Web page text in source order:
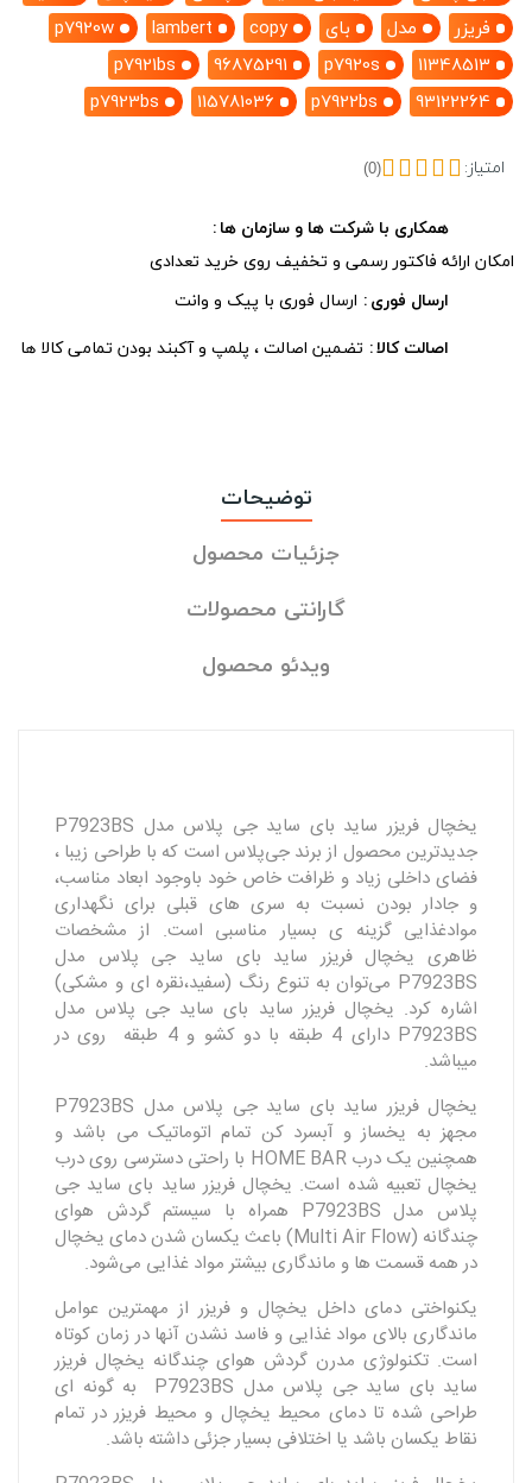
فریزر
مدل بای copy
lambert
p7920w
11348513
p7920s
96875291
p7921bs
93122264
p7922bs
115781036
p7923bs
امتیاز: (0)
همکاری با شرکت ها و سازمان ها
امکان ارائه فاکتور رسمی و تخفیف روی خرید تعدادی
ارسال فوری ارسال فوری با پیک و وانت
اصالت کالا تضمین اصالت ، پلمپ و آکبند بودن تمامی کالا ها
توضیحات
جزئیات محصول
گارانتی محصولات
ویدئو محصول
یخچال فریزر ساید بای ساید جی پلاس مدل P7923BS
جدیدترین محصول از برند جی‌پلاس است که با طراحی زیبا ،
فضای داخلی زیاد و ظرافت خاص خود باوجود ابعاد مناسب،
و جادار بودن نسبت به سری های قبلی برای نگهداری
موادغذایی گزینه ی بسیار مناسبی است. از مشخصات
ظاهری یخچال فریزر ساید بای ساید جی پلاس مدل
P7923BS می‌توان به تنوع رنگ (سفید،نقره ای و مشکی)
اشاره کرد. یخچال فریزر ساید بای ساید جی پلاس مدل
P7923BS دارای 4 طبقه با دو کشو و 4 طبقه روی در
میباشد.
یخچال فریزر ساید بای ساید جی پلاس مدل P7923BS
مجهز به یخساز و آبسرد کن تمام اتوماتیک می باشد و
همچنین یک درب HOME BAR با راحتی دسترسی روی درب
یخچال تعبیه شده است. یخچال فریزر ساید بای ساید جی
پلاس مدل P7923BS همراه با سیستم گردش هوای
چندگانه (Multi Air Flow) باعث یکسان شدن دمای یخچال
در همه قسمت ها و ماندگاری بیشتر مواد غذایی می‌شود.
یکنواختی دمای داخل یخچال و فریزر از مهمترین عوامل
ماندگاری بالای مواد غذایی و فاسد نشدن آنها در زمان کوتاه
است. تکنولوژی مدرن گردش هوای چندگانه یخچال فریزر
ساید بای ساید جی پلاس مدل P7923BS به گونه ای
طراحی شده تا دمای محیط یخچال و محیط فریزر در تمام
نقاط یکسان باشد یا اختلافی بسیار جزئی داشته باشد.